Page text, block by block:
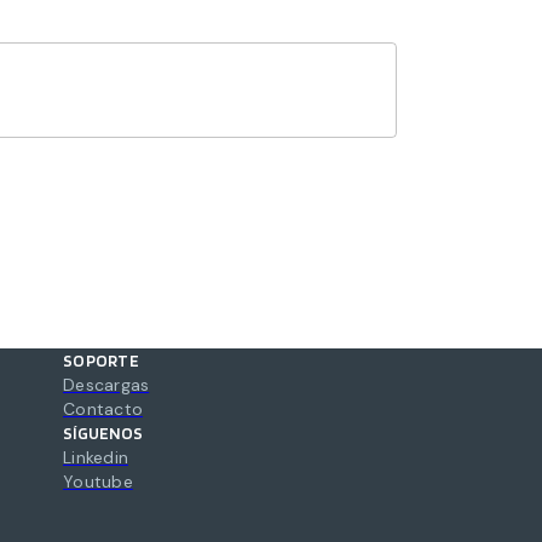
SOPORTE
Descargas
Contacto
SÍGUENOS
Linkedin
Youtube